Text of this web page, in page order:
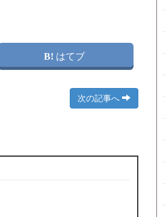
はてブ
次の記事へ